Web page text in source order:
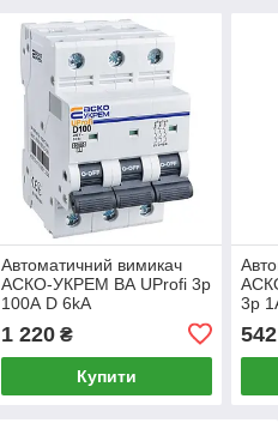
Автоматичний вимикач
АСКО-УКРЕМ ВА UProfi 3р
100А D 6kА
1 220₴
Купити
3р
542